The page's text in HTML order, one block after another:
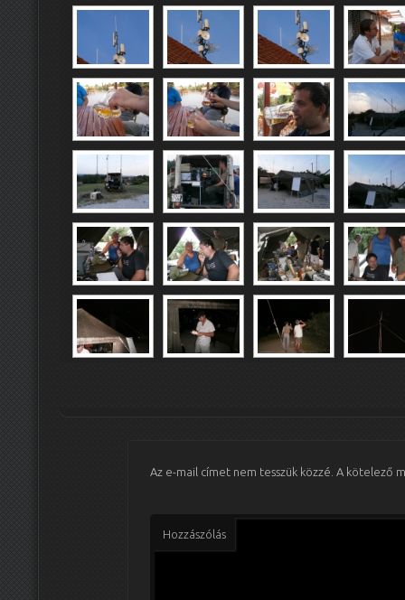
Az e-mail címet nem tesszük közzé. A kötelező
Hozzászólás